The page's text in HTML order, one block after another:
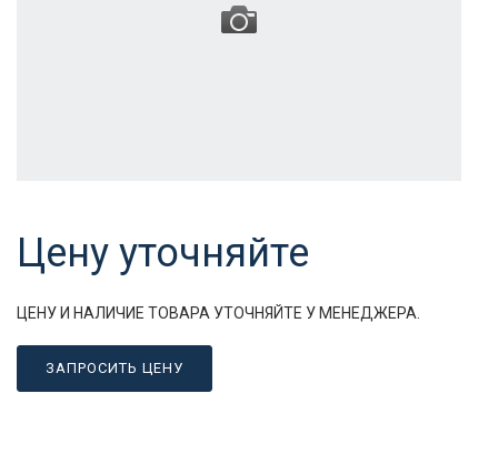
Цену уточняйте
ЦЕНУ И НАЛИЧИЕ ТОВАРА УТОЧНЯЙТЕ У МЕНЕДЖЕРА.
ЗАПРОСИТЬ ЦЕНУ